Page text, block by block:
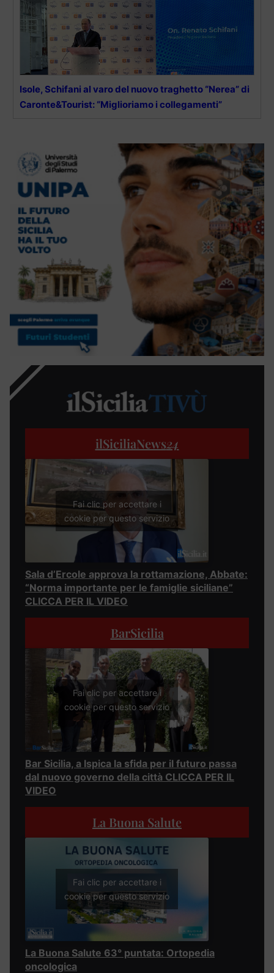
Isole, Schifani al varo del nuovo traghetto “Nerea” di
Caronte&Tourist: “Miglioriamo i collegamenti”
ilSiciliaNews24
Fai clic per accettare i
cookie per questo servizio
Sala d’Ercole approva la rottamazione, Abbate:
“Norma importante per le famiglie siciliane”
CLICCA PER IL VIDEO
BarSicilia
Fai clic per accettare i
cookie per questo servizio
Bar Sicilia, a Ispica la sfida per il futuro passa
dal nuovo governo della città CLICCA PER IL
VIDEO
La Buona Salute
Fai clic per accettare i
cookie per questo servizio
La Buona Salute 63° puntata: Ortopedia
oncologica